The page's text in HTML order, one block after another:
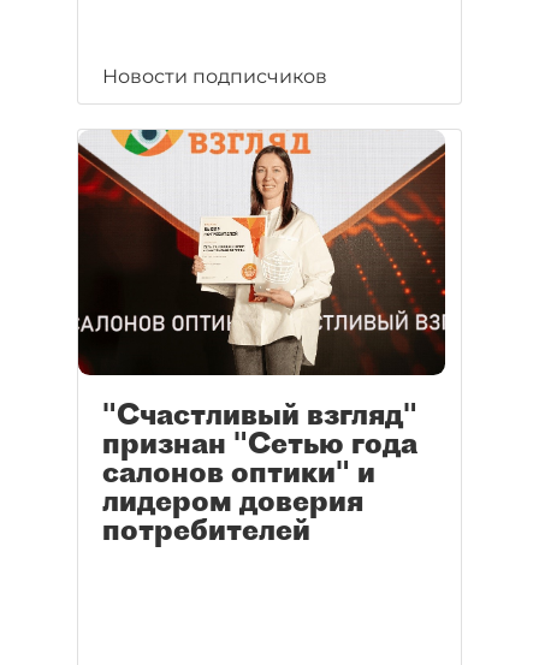
Новости подписчиков
"Счастливый взгляд"
признан "Сетью года
салонов оптики" и
лидером доверия
потребителей